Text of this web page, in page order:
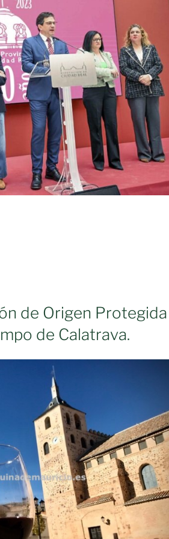
de Origen Protegida
de Calatrava.